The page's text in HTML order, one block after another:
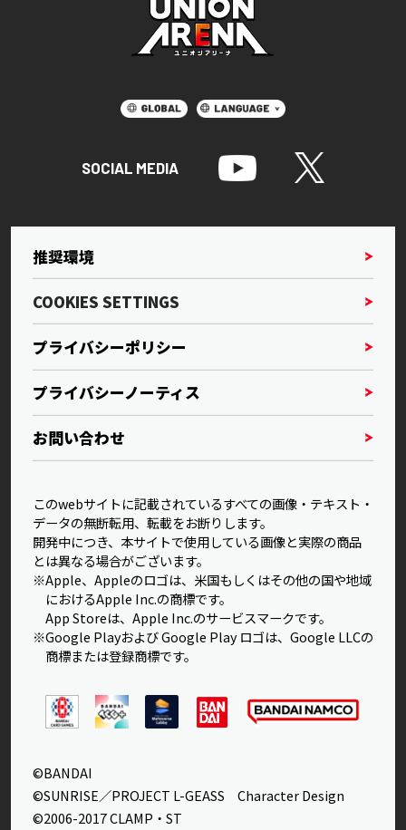
SOCIAL MEDIA
推奨環境
COOKIES SETTINGS
プライバシーポリシー
プライバシーノーティス
お問い合わせ
このwebサイトに記載されているすべての画像・テキスト・
データの無断転用、転載をお断りします。
開発中につき、本サイトで使用している画像と実際の商品
とは異なる場合がございます。
※Apple、Appleのロゴは、米国もしくはその他の国や地域
におけるApple Inc.の商標です。
App Storeは、Apple Inc.のサービスマークです。
※Google Playおよび Google Play ロゴは、Google LLCの
商標または登録商標です。
©BANDAI
©SUNRISE／PROJECT L-GEASS Character Design
©2006-2017 CLAMP・ST